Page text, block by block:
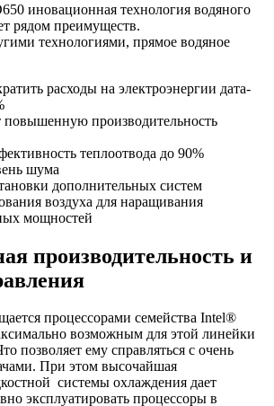
иновационная технология водяного
рядом преимуществ.
технологиями, прямое водяное
расходы на электроэнергии дата-
повышенную производительность
теплоотвода до 90%
шума
дополнительных систем
воздуха для наращивания
мощностей
производительность и
процессорами семейства Intel®
возможным для этой линейки
позволяет ему справляться с очень
При этом высочайшая
системы охлаждения дает
эксплуатировать процессоры в